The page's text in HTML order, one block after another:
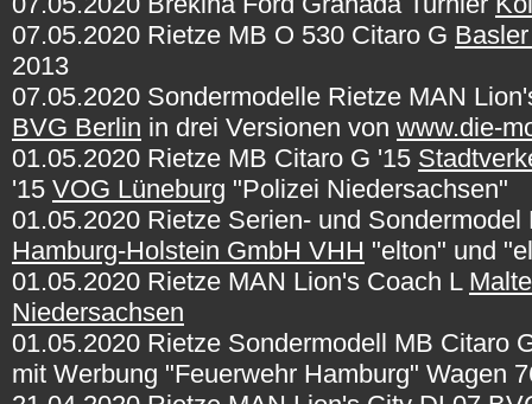
07.05.2020 Rietze MB O 530 Citaro G
2013
07.05.2020 Sondermodelle Rietze MAN
BVG Berlin in drei Versionen von www.die-
01.05.2020 Rietze MB Citaro G '15
'15 VOG Lüneburg "Polizei Niedersachsen"
01.05.2020 Rietze Serien- und
Hamburg-Holstein GmbH VHH "elton" und
01.05.2020 Rietze MAN Lion's Coach L
Niedersachsen
01.05.2020 Rietze Sondermodell MB Citaro
mit Werbung "Feuerwehr Hamburg" Wagen